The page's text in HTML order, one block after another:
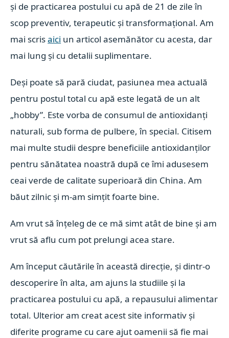
și de practicarea postului cu apă de 21 de zile în
scop preventiv, terapeutic și transformațional. Am
mai scrisaici un articol asemănător cu acesta, dar
mai lung și cu detalii suplimentare.
Deși poate să pară ciudat, pasiunea mea actuală
pentru postul total cu apă este legată de un alt
„hobby”. Este vorba de consumul de antioxidanți
naturali, sub forma de pulbere, în special. Citisem
mai multe studii despre beneficiile antioxidanților
pentru sănătatea noastră după ce îmi adusesem
ceai verde de calitate superioară din China. Am
băut zilnic și m-am simțit foarte bine.
Am vrut să înțeleg de ce mă simt atât de bine și am
vrut să aflu cum pot prelungi acea stare.
Am început căutările în această direcție, și dintr-o
descoperire în alta, am ajuns la studiile și la
practicarea postului cu apă, a repausului alimentar
total. Ulterior am creat acest site informativ și
diferite programe cu care ajut oamenii să fie mai